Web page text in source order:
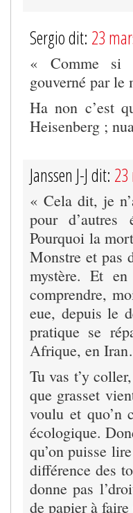
Sergio dit: 23
« Comme si
gouverné par le
Ha non c’est
Heisenberg ;
Janssen J-J dit:
« Cela dit, je
pour
Pourquoi la
Monstre et pas
mystère. Et
comprendre,
eue, depuis le
pratique se
Afrique, en
Tu vas t’y
que grasset
voulu et quo’n
écologique.
qu’on puisse
différence des
donne pas
de papier à